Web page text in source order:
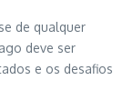
de qualquer
deve ser
e os desafios